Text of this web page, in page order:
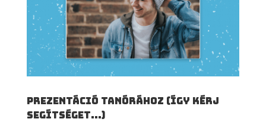
Prezentáció tanórához (Így kérj
segítséget…)